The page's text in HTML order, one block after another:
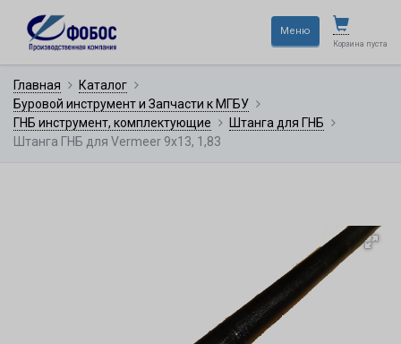
Корзина пуста
Меню
Главная
Каталог
Буровой инструмент и Запчасти к МГБУ
ГНБ инструмент, комплектующие
Штанга для ГНБ
Штанга ГНБ для Vermeer 9x13, 1,83